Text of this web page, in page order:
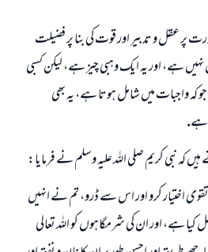
پر عقل و تدبير اور قوت كى بنا پر فضيلت
ہے، اور يہ ايك وہبى چيز ہے، ليكن كسبى
جو كہ واجبات ميں شامل ہوتا ہے، يہ بھى
ہے.
كہ نبى كريم صلى اللہ عليہ وسلم نے فرمايا:
اختيار كرو اور اس سے ڈرو، تم نے انہيں
ہے، اور ان كى شرمگاہوں كو اللہ تعالى